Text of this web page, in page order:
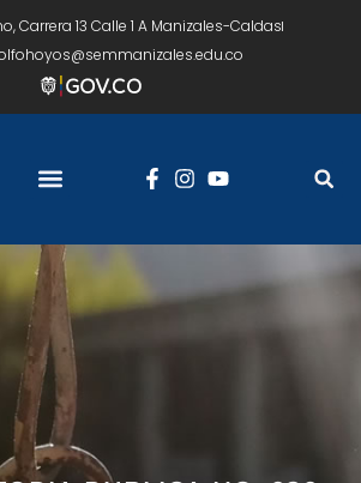
Carrera 13 Calle 1 A Manizales-Caldas